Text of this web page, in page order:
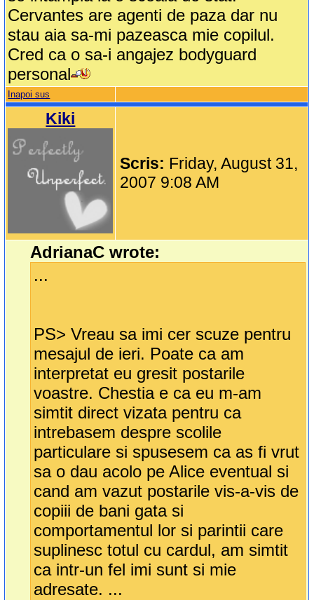
Cervantes are agenti de paza dar nu
stau aia sa-mi pazeasca mie copilul.
Cred ca o sa-i angajez bodyguard
personal
Inapoi sus
Kiki
Scris: Friday, August 31,
2007 9:08 AM
AdrianaC wrote:
...
PS> Vreau sa imi cer scuze pentru
mesajul de ieri. Poate ca am
interpretat eu gresit postarile
voastre. Chestia e ca eu m-am
simtit direct vizata pentru ca
intrebasem despre scolile
particulare si spusesem ca as fi vrut
sa o dau acolo pe Alice eventual si
cand am vazut postarile vis-a-vis de
copiii de bani gata si
comportamentul lor si parintii care
suplinesc totul cu cardul, am simtit
ca intr-un fel imi sunt si mie
adresate. ...